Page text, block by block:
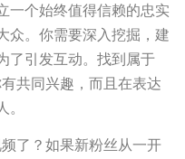
一个始终值得信赖的忠实
众。你需要深入挖掘，建
引发互动。找到属于
共同兴趣，而且在表达
。
了？如果新粉丝从一开